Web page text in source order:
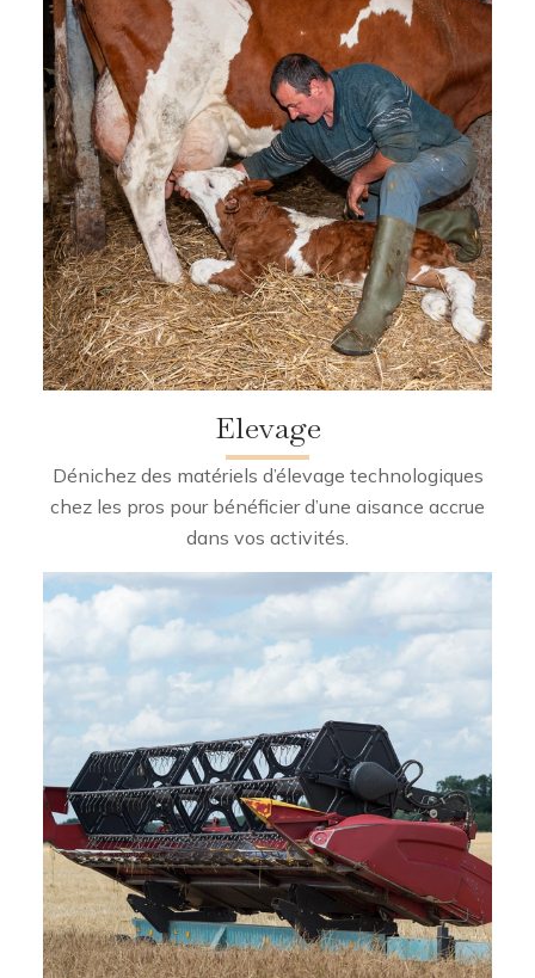
Elevage
Dénichez des matériels d’élevage technologiques
chez les pros pour bénéficier d’une aisance accrue
dans vos activités.